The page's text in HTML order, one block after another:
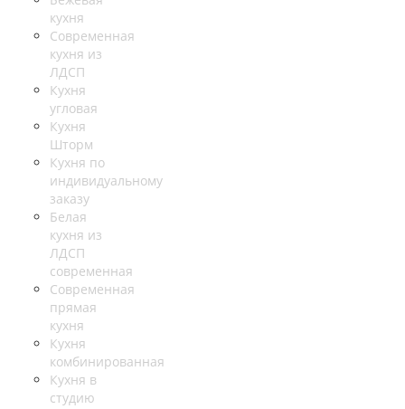
кухня
Современная
кухня из
ЛДСП
Кухня
угловая
Кухня
Шторм
Кухня по
индивидуальному
заказу
Белая
кухня из
ЛДСП
современная
Современная
прямая
кухня
Кухня
комбинированная
Кухня в
студию